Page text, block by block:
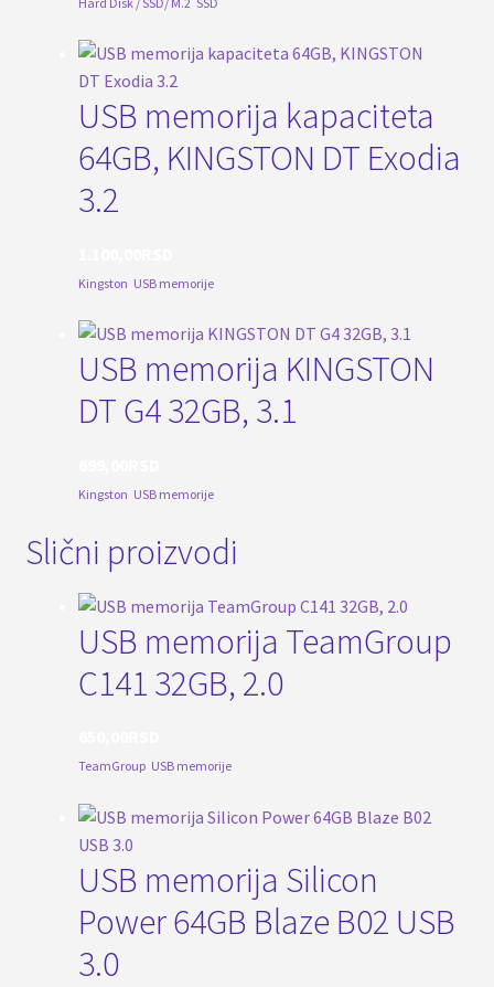
USB memorija kapaciteta
64GB, KINGSTON DT Exodia
3.2
Kingston USB memorije
USB memorija KINGSTON
DT G4 32GB, 3.1
Kingston USB memorije
Slični proizvodi
USB memorija TeamGroup
C141 32GB, 2.0
TeamGroup, USB memorije
USB memorija Silicon
Power 64GB Blaze B02 USB
3.0